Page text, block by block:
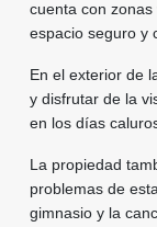
cuenta con
espacio seguro y
En el exterior de
y disfrutar de la
en los días
La propiedad
problemas de
gimnasio y la